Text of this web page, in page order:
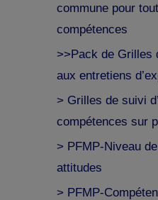
commune pour
compétences
>>Pack de Grilles
aux entretiens
> Grilles de suivi
compétences sur
> PFMP-Niveau
attitudes
> PFMP-